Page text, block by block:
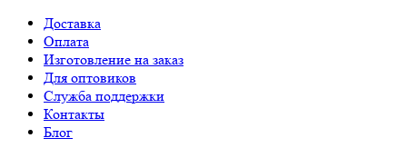
Доставка
Оплата
Изготовление на заказ
Для оптовиков
Служба поддержки
Контакты
Блог